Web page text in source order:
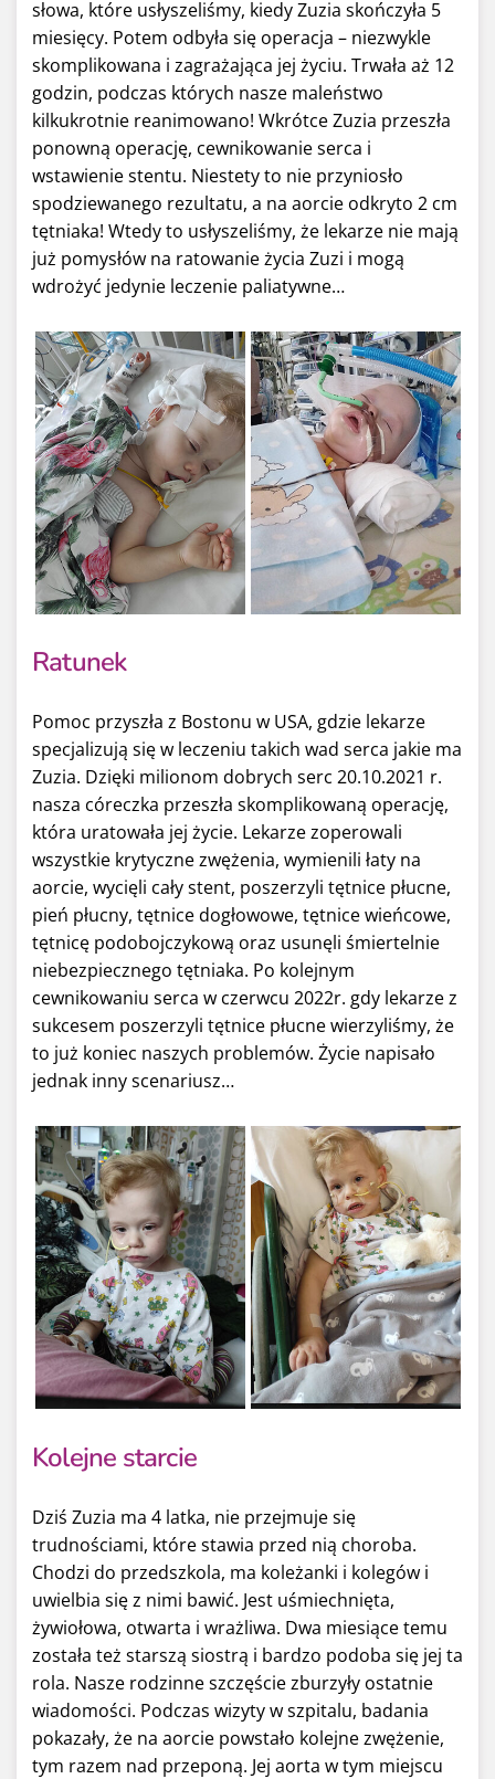
słowa, które usłyszeliśmy, kiedy Zuzia skończyła 5
miesięcy. Potem odbyła się operacja – niezwykle
skomplikowana i zagrażająca jej życiu. Trwała aż 12
godzin, podczas których nasze maleństwo
kilkukrotnie reanimowano! Wkrótce Zuzia przeszła
ponowną operację, cewnikowanie serca i
wstawienie stentu. Niestety to nie przyniosło
spodziewanego rezultatu, a na aorcie odkryto 2 cm
tętniaka! Wtedy to usłyszeliśmy, że lekarze nie mają
już pomysłów na ratowanie życia Zuzi i mogą
wdrożyć jedynie leczenie paliatywne…
Ratunek
Pomoc przyszła z Bostonu w USA, gdzie lekarze
specjalizują się w leczeniu takich wad serca jakie ma
Zuzia. Dzięki milionom dobrych serc 20.10.2021 r.
nasza córeczka przeszła skomplikowaną operację,
która uratowała jej życie. Lekarze zoperowali
wszystkie krytyczne zwężenia, wymienili łaty na
aorcie, wycięli cały stent, poszerzyli tętnice płucne,
pień płucny, tętnice dogłowowe, tętnice wieńcowe,
tętnicę podobojczykową oraz usunęli śmiertelnie
niebezpiecznego tętniaka. Po kolejnym
cewnikowaniu serca w czerwcu 2022r. gdy lekarze z
sukcesem poszerzyli tętnice płucne wierzyliśmy, że
to już koniec naszych problemów. Życie napisało
jednak inny scenariusz…
Kolejne starcie
Dziś Zuzia ma 4 latka, nie przejmuje się
trudnościami, które stawia przed nią choroba.
Chodzi do przedszkola, ma koleżanki i kolegów i
uwielbia się z nimi bawić. Jest uśmiechnięta,
żywiołowa, otwarta i wrażliwa. Dwa miesiące temu
została też starszą siostrą i bardzo podoba się jej ta
rola. Nasze rodzinne szczęście zburzyły ostatnie
wiadomości. Podczas wizyty w szpitalu, badania
pokazały, że na aorcie powstało kolejne zwężenie,
tym razem nad przeponą. Jej aorta w tym miejscu